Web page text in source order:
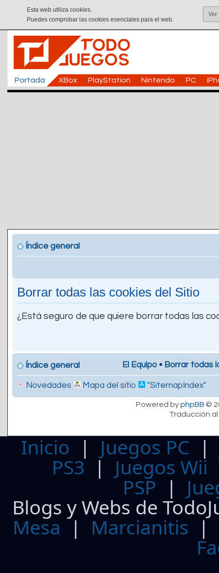
Esta web utiliza cookies.
Puedes comprobar las cookies esenciales para el web.
Ver
Portada XBox PlayStation Nintendo PC
Índice general
Borrar todas las cookies del Sitio
¿Está seguro de que quiere borrar todas las
Índice general El Equipo • Borrar todas
Novedades Mapa del sitio "SitemapIndex"
Powered byphpBB ©
Traducción
Inicio | Juegos PC
PS3| Juegos Wii
PSP |
Blogs y Webs de
Mesa | Marcianitis |